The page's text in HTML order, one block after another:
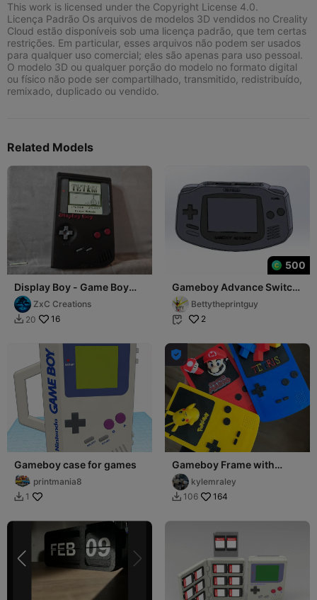
This work is licensed under the Copyright License 4.0.
Licença Padrão Os arquivos de modelos 3D vendidos no Creality
Cloud estão disponíveis sob uma licença padrão, que tem certas
restrições. Em particular, esses arquivos não podem ser usados
para qualquer uso comercial; eles são apenas para uso pessoal.
O modelo 3D ou qualquer porção do modelo no formato digital
ou físico não pode ser compartilhado, transmitido, redistribuído,
remixado, duplicado ou vendido.
Related Models
Display Boy - Game Boy
Style Display Stand
ZxC Creations
 20 16
500
Gameboy Advance Switch
Game Storage
Bettytheprintguy
 2
Gameboy case for games
printmania8
 1

Gameboy Frame with
Swappable Screens
kylemraley
 106 164